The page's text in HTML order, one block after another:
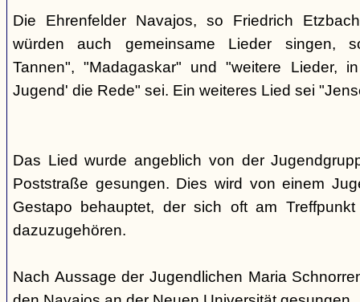
Die Ehrenfelder Navajos, so Friedrich
würden auch gemeinsame Lieder singen,
Tannen", "Madagaskar" und "weitere Lieder,
Jugend' die Rede" sei. Ein weiteres Lied sei
Das Lied wurde angeblich von der
Poststraße gesungen. Dies wird von einem
Gestapo behauptet, der sich oft am
dazuzugehören.
Nach Aussage der Jugendlichen Maria